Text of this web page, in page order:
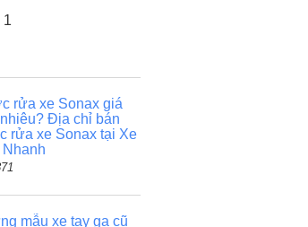
1
rửa xe Sonax giá
Địa chỉ bán
rửa xe Sonax tại Xe
Nhanh
mẫu xe tay ga cũ